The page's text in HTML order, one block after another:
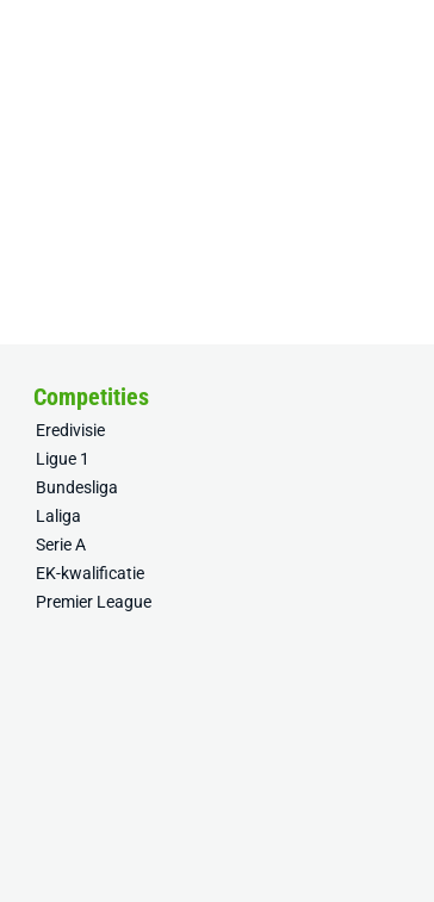
Competities
Eredivisie
Ligue 1
Bundesliga
Laliga
Serie A
EK-kwalificatie
Premier League